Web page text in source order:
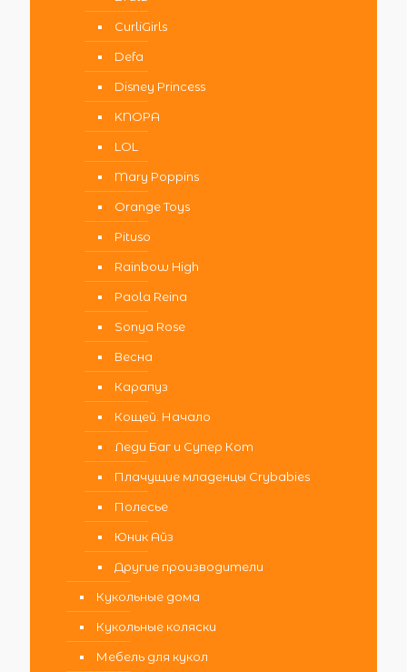
CurliGirls
Defa
Disney Princess
KNOPA
LOL
Mary Poppins
Orange Toys
Pituso
Rainbow High
Paola Reina
Sonya Rose
Весна
Карапуз
Кощей. Начало
Леди Баг и Супер Кот
Плачущие младенцы Crybabies
Полесье
Юник Айз
Другие производители
Кукольные дома
Кукольные коляски
Мебель для кукол